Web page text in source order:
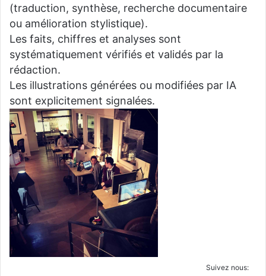
(traduction, synthèse, recherche documentaire
ou amélioration stylistique).
Les faits, chiffres et analyses sont
systématiquement vérifiés et validés par la
rédaction.
Les illustrations générées ou modifiées par IA
sont explicitement signalées.
Suivez nous: